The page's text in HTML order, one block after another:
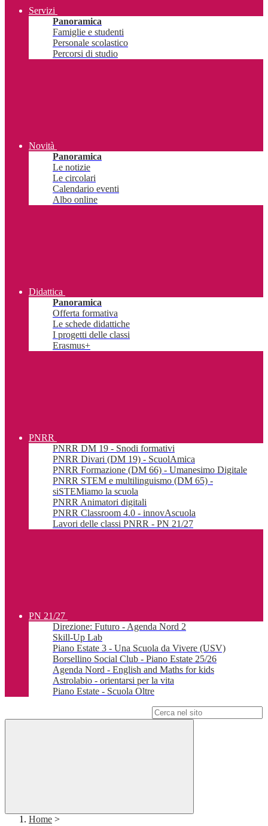
Servizi
Panoramica
Famiglie e studenti
Personale scolastico
Percorsi di studio
Novità
Panoramica
Le notizie
Le circolari
Calendario eventi
Albo online
Didattica
Panoramica
Offerta formativa
Le schede didattiche
I progetti delle classi
Erasmus+
PNRR
PNRR DM 19 - Snodi formativi
PNRR Divari (DM 19) - ScuolAmica
PNRR Formazione (DM 66) - Umanesimo Digitale
PNRR STEM e multilinguismo (DM 65) -
siSTEMiamo la scuola
PNRR Animatori digitali
PNRR Classroom 4.0 - innovAscuola
Lavori delle classi PNRR - PN 21/27
PN 21/27
Direzione: Futuro - Agenda Nord 2
Skill-Up Lab
Piano Estate 3 - Una Scuola da Vivere (USV)
Borsellino Social Club - Piano Estate 25/26
Agenda Nord - English and Maths for kids
Astrolabio - orientarsi per la vita
Piano Estate - Scuola Oltre
Home >